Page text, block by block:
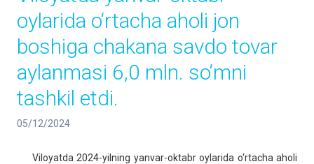
oylarida o‘rtacha aholi jon
boshiga chakana savdo tovar
aylanmasi 6,0 mln. so‘mni
tashkil etdi.
05/12/2024
Viloyatda 2024-yilning yanvar-oktabr oylarida o‘rtacha aholi